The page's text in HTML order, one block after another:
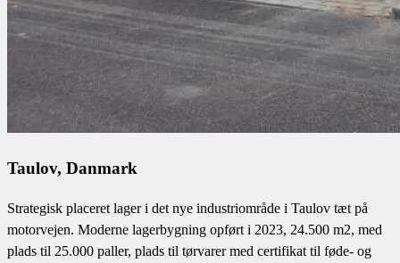
Taulov, Danmark
Strategisk placeret lager i det nye industriområde i Taulov tæt på
motorvejen. Moderne lagerbygning opført i 2023, 24.500 m2, med
plads til 25.000 paller, plads til tørvarer med certifikat til føde- og